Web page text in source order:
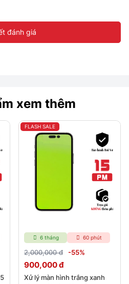
đánh giá
xem thêm
FLASH SALE
6 tháng 60 phút
2,000,000 đ -55%
900,000 đ
Xử lý màn hình trắng xanh